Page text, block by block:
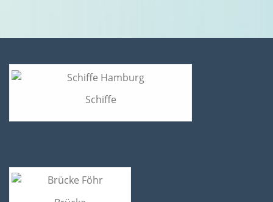
Schiffe